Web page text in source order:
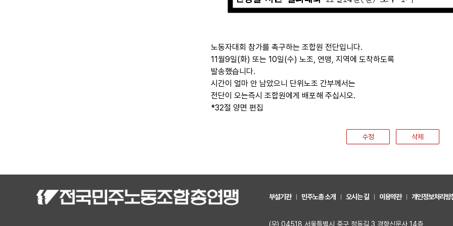
노동자대회 참가를 촉구하는 조합원 전단입니다.
11월9일(화) 또는 10일(수) 노조, 연맹, 지역에 도착하도록
발송했습니다.
시간이 얼마 안 남았으니 단위노조 간부께서는
전단이 오는즉시 조합원에게 배포해 주십시오.
*32절 양면 편집
수정 삭제
부설기관 민주노총 소개 오시는 길 이용약관 개인정보처리방
(우) 04518 서울특별시 중구 정동길 3 경향신문사 14층